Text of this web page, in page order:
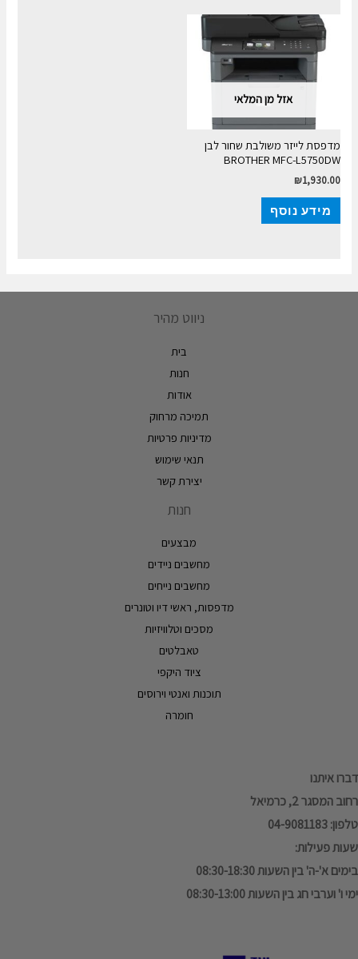
אזל מן המלאי
מדפסת לייזר משולבת שחור לבן
BROTHER MFC-L5750DW
₪1,930.00
מידע נוסף
ניווט מהיר
בית
חנות
אודות
תמיכה מרחוק
מדיניות פרטיות
תנאי שימוש
יצירת קשר
חנות
מבצעים
מחשבים ניידים
מחשבים נייחים
מדפסות, ראשי דיו וטונרים
מסכים וטלוויזיות
טאבלטים
ציוד היקפי
תוכנות ואנטי וירוסים
חומרה
דברו איתנו
רחוב המסגר 2, כרמיאל
טלפון: 04-9081183
שעות פעילות:
בימים א'-ה' בין השעות 08:30-18:30
ימי ו' וערבי חג בין השעות 08:30-13:00